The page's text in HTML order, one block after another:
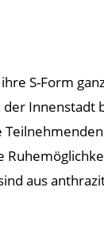
S-Form
aus